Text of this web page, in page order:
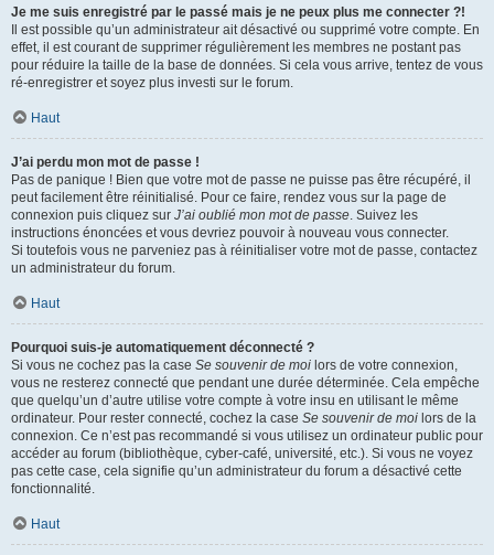
Je me suis enregistré par le passé mais je ne peux plus me connecter ?!
Il est possible qu’un administrateur ait désactivé ou supprimé votre compte. En
effet, il est courant de supprimer régulièrement les membres ne postant pas
pour réduire la taille de la base de données. Si cela vous arrive, tentez de vous
ré-enregistrer et soyez plus investi sur le forum.
Haut
J’ai perdu mon mot de passe !
Pas de panique ! Bien que votre mot de passe ne puisse pas être récupéré, il
peut facilement être réinitialisé. Pour ce faire, rendez vous sur la page de
connexion puis cliquez sur J’ai oublié mon mot de passe. Suivez les
instructions énoncées et vous devriez pouvoir à nouveau vous connecter.
Si toutefois vous ne parveniez pas à réinitialiser votre mot de passe, contactez
un administrateur du forum.
Haut
Pourquoi suis-je automatiquement déconnecté ?
Si vous ne cochez pas la case Se souvenir de moi lors de votre connexion,
vous ne resterez connecté que pendant une durée déterminée. Cela empêche
que quelqu’un d’autre utilise votre compte à votre insu en utilisant le même
ordinateur. Pour rester connecté, cochez la case Se souvenir de moi lors de la
connexion. Ce n’est pas recommandé si vous utilisez un ordinateur public pour
accéder au forum (bibliothèque, cyber-café, université, etc.). Si vous ne voyez
pas cette case, cela signifie qu’un administrateur du forum a désactivé cette
fonctionnalité.
Haut